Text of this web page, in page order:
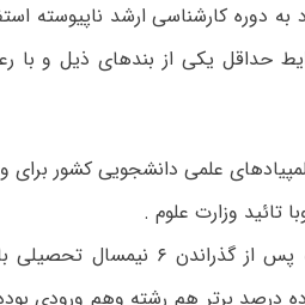
به دوره کارشناسی ارشد ناپیوسته
و واجد شرایط حداقل یکی از بندهای ذیل و
علمی دانشجویی کشور برای
تائید وزارت علوم .
دانشجویان دوره کارشناسی پیوسته که پس از
درصد برتر هم رشته وهم ورودی